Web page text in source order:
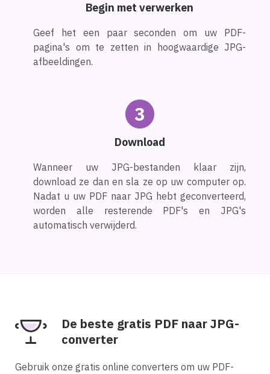
Begin met verwerken
Geef het een paar seconden om uw PDF-
pagina's om te zetten in hoogwaardige JPG-
afbeeldingen.
3
Download
Wanneer uw JPG-bestanden klaar zijn,
download ze dan en sla ze op uw computer op.
Nadat u uw PDF naar JPG hebt geconverteerd,
worden alle resterende PDF's en JPG's
automatisch verwijderd.
De beste gratis PDF naar JPG-
converter
Gebruik onze gratis online converters om uw PDF-